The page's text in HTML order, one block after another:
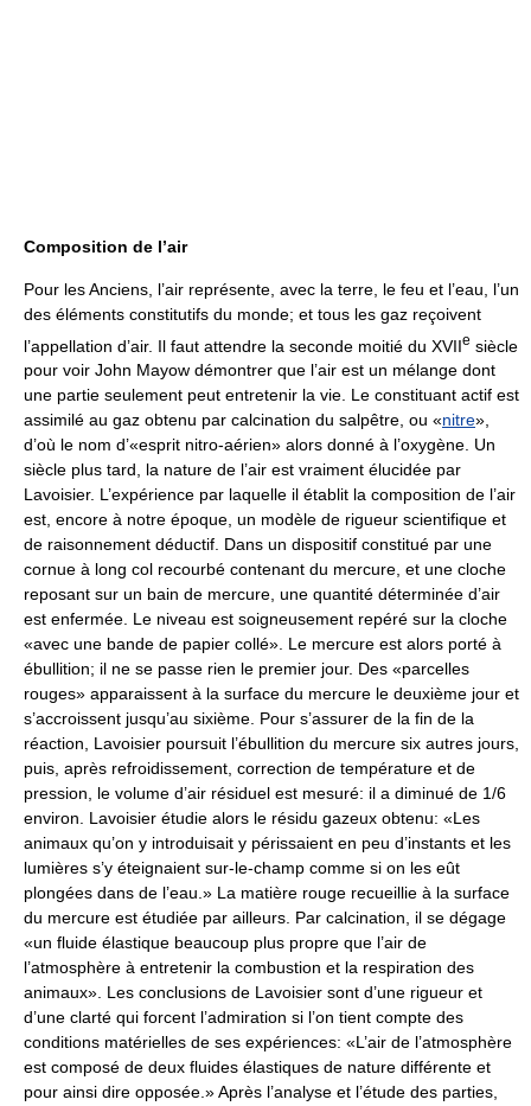
Composition de l’air
Pour les Anciens, l’air représente, avec la terre, le feu et l’eau, l’un
des éléments constitutifs du monde; et tous les gaz reçoivent
l’appellation d’air. Il faut attendre la seconde moitié du XVIIe siècle
pour voir John Mayow démontrer que l’air est un mélange dont
une partie seulement peut entretenir la vie. Le constituant actif est
assimilé au gaz obtenu par calcination du salpêtre, ou «nitre»,
d’où le nom d’«esprit nitro-aérien» alors donné à l’oxygène. Un
siècle plus tard, la nature de l’air est vraiment élucidée par
Lavoisier. L’expérience par laquelle il établit la composition de l’air
est, encore à notre époque, un modèle de rigueur scientifique et
de raisonnement déductif. Dans un dispositif constitué par une
cornue à long col recourbé contenant du mercure, et une cloche
reposant sur un bain de mercure, une quantité déterminée d’air
est enfermée. Le niveau est soigneusement repéré sur la cloche
«avec une bande de papier collé». Le mercure est alors porté à
ébullition; il ne se passe rien le premier jour. Des «parcelles
rouges» apparaissent à la surface du mercure le deuxième jour et
s’accroissent jusqu’au sixième. Pour s’assurer de la fin de la
réaction, Lavoisier poursuit l’ébullition du mercure six autres jours,
puis, après refroidissement, correction de température et de
pression, le volume d’air résiduel est mesuré: il a diminué de 1/6
environ. Lavoisier étudie alors le résidu gazeux obtenu: «Les
animaux qu’on y introduisait y périssaient en peu d’instants et les
lumières s’y éteignaient sur-le-champ comme si on les eût
plongées dans de l’eau.» La matière rouge recueillie à la surface
du mercure est étudiée par ailleurs. Par calcination, il se dégage
«un fluide élastique beaucoup plus propre que l’air de
l’atmosphère à entretenir la combustion et la respiration des
animaux». Les conclusions de Lavoisier sont d’une rigueur et
d’une clarté qui forcent l’admiration si l’on tient compte des
conditions matérielles de ses expériences: «L’air de l’atmosphère
est composé de deux fluides élastiques de nature différente et
pour ainsi dire opposée.» Après l’analyse et l’étude des parties,